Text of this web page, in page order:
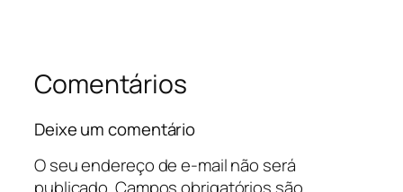
Comentários
Deixe um comentário
O seu endereço de e-mail não será